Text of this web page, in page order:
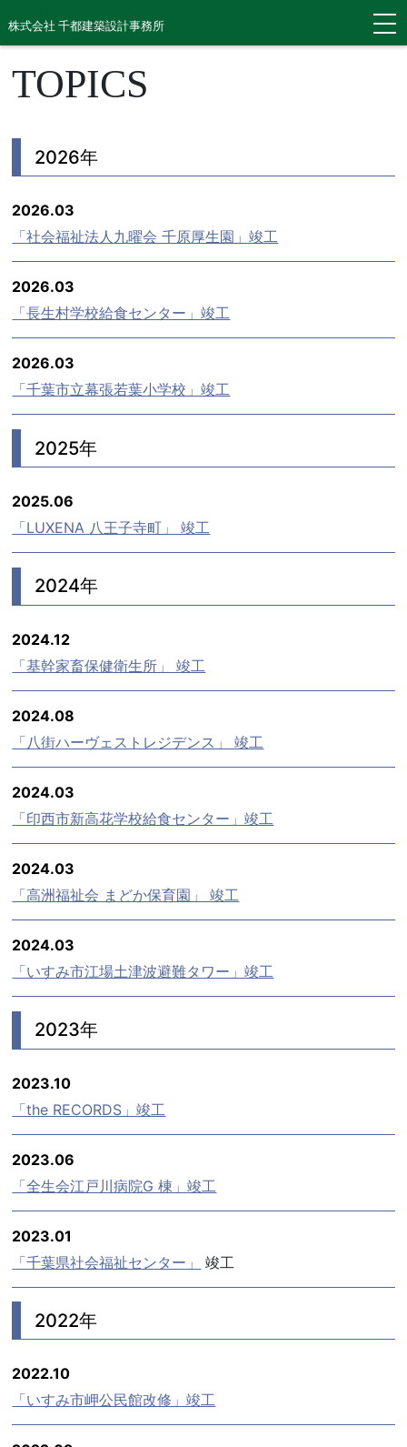
株式会社 千都建築設計事務所
TOPICS
2026年
2026.03
「社会福祉法人九曜会 千原厚生園」竣工
2026.03
「長生村学校給食センター」竣工
2026.03
「千葉市立幕張若葉小学校」竣工
2025年
2025.06
「LUXENA 八王子寺町」 竣工
2024年
2024.12
「基幹家畜保健衛生所」 竣工
2024.08
「八街ハーヴェストレジデンス」 竣工
2024.03
「印西市新高花学校給食センター」竣工
2024.03
「高洲福祉会 まどか保育園」 竣工
2024.03
「いすみ市江場土津波避難タワー」竣工
2023年
2023.10
「the RECORDS」竣工
2023.06
「全生会江戸川病院G 棟」竣工
2023.01
「千葉県社会福祉センター」
竣工
2022年
2022.10
「いすみ市岬公民館改修」竣工